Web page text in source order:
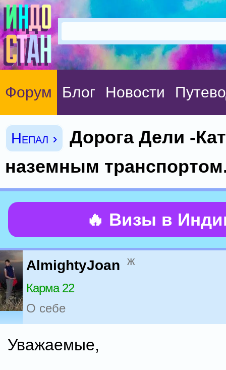
Форум Блог Новости
Непал ›
Дорога Дели -
наземным
🔥 Визы в
AlmightyJoan ж
Карма 22
О себе
Уважаемые,